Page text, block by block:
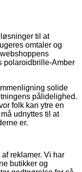
til at
omtaler og
polaroidbrille-Amber
solide
pålidelighed.
folk kan ytre en
udnyttes til at
er.
reklamer. Vi har
butikker og